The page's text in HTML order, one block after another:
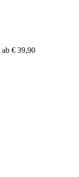
ab € 39,90